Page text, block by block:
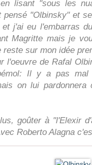
en lisant "sous les
pensé "Olbinsky" et
j'ai eu l'embarras
Magritte mais je
sur mon idée
l'oeuvre de Rafal
Il y a pas mal
on lui
goûter à "l'Elexir
Roberto Alagna